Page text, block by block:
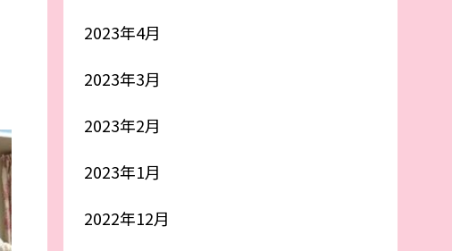
2023年4月
2023年3月
2023年2月
2023年1月
2022年12月